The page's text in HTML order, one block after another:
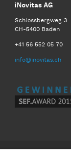
iNovitas AG
Schlossbergweg 3
CH-5400 Baden
+41 56 552 05 70
info@inovitas.ch